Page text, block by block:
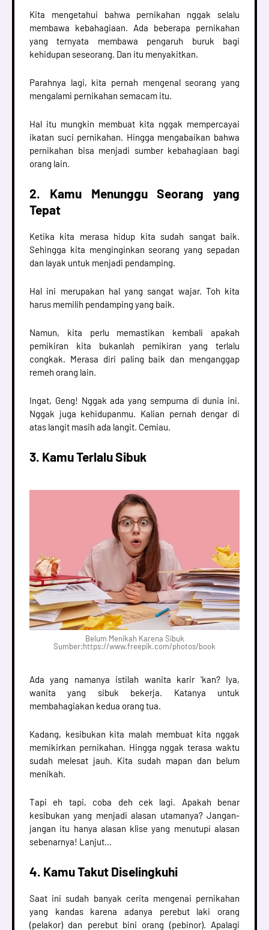
Kita mengetahui bahwa pernikahan nggak selalu
membawa kebahagiaan. Ada beberapa pernikahan
yang ternyata membawa pengaruh buruk bagi
kehidupan seseorang. Dan itu menyakitkan.
Parahnya lagi, kita pernah mengenal seorang yang
mengalami pernikahan semacam itu.
Hal itu mungkin membuat kita nggak mempercayai
ikatan suci pernikahan. Hingga mengabaikan bahwa
pernikahan bisa menjadi sumber kebahagiaan bagi
orang lain.
2. Kamu Menunggu Seorang yang
Tepat
Ketika kita merasa hidup kita sudah sangat baik.
Sehingga kita menginginkan seorang yang sepadan
dan layak untuk menjadi pendamping.
Hal ini merupakan hal yang sangat wajar. Toh kita
harus memilih pendamping yang baik.
Namun, kita perlu memastikan kembali apakah
pemikiran kita bukanlah pemikiran yang terlalu
congkak. Merasa diri paling baik dan menganggap
remeh orang lain.
Ingat, Geng! Nggak ada yang sempurna di dunia ini.
Nggak juga kehidupanmu. Kalian pernah dengar di
atas langit masih ada langit. Cemiau.
3. Kamu Terlalu Sibuk
Belum Menikah Karena Sibuk
Sumber:https://www.freepik.com/photos/book
Ada yang namanya istilah wanita karir 'kan? Iya,
wanita yang sibuk bekerja. Katanya untuk
membahagiakan kedua orang tua.
Kadang, kesibukan kita malah membuat kita nggak
memikirkan pernikahan. Hingga nggak terasa waktu
sudah melesat jauh. Kita sudah mapan dan belum
menikah.
Tapi eh tapi, coba deh cek lagi. Apakah benar
kesibukan yang menjadi alasan utamanya? Jangan-
jangan itu hanya alasan klise yang menutupi alasan
sebenarnya! Lanjut...
4. Kamu Takut Diselingkuhi
Saat ini sudah banyak cerita mengenai pernikahan
yang kandas karena adanya perebut laki orang
(pelakor) dan perebut bini orang (pebinor). Apalagi